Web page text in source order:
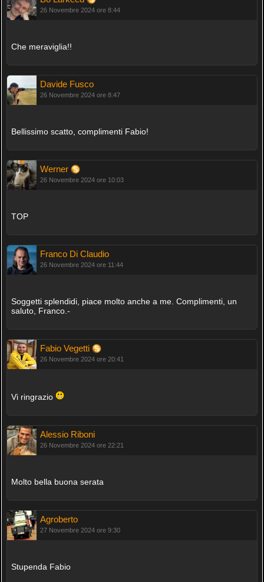
26 Novembre 2024 ore 8:44
Che meraviglia!!
Davide Fusco
26 Novembre 2024 ore 8:47
Bellissimo scatto, complimenti Fabio!
Werner
26 Novembre 2024 ore 10:03
TOP
Franco Di Claudio
26 Novembre 2024 ore 11:44
Soggetti splendidi, piace molto anche a me. Complimenti, un
saluto, Franco.-
Fabio Vegetti
26 Novembre 2024 ore 20:41
Vi ringrazio
Alessio Riboni
26 Novembre 2024 ore 22:21
Molto bella buona serata
Agroberto
27 Novembre 2024 ore 9:30
Stupenda Fabio